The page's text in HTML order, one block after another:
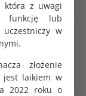
która z uwagi
funkcję lub
uczestniczy w
złożenie
jest laikiem w
2022 roku o
niebieski 250ml